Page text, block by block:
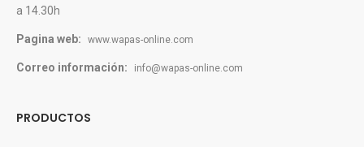
a 14.30h
Pagina web: www.wapas-online.com
Correo información: info@wapas-online.com
PRODUCTOS